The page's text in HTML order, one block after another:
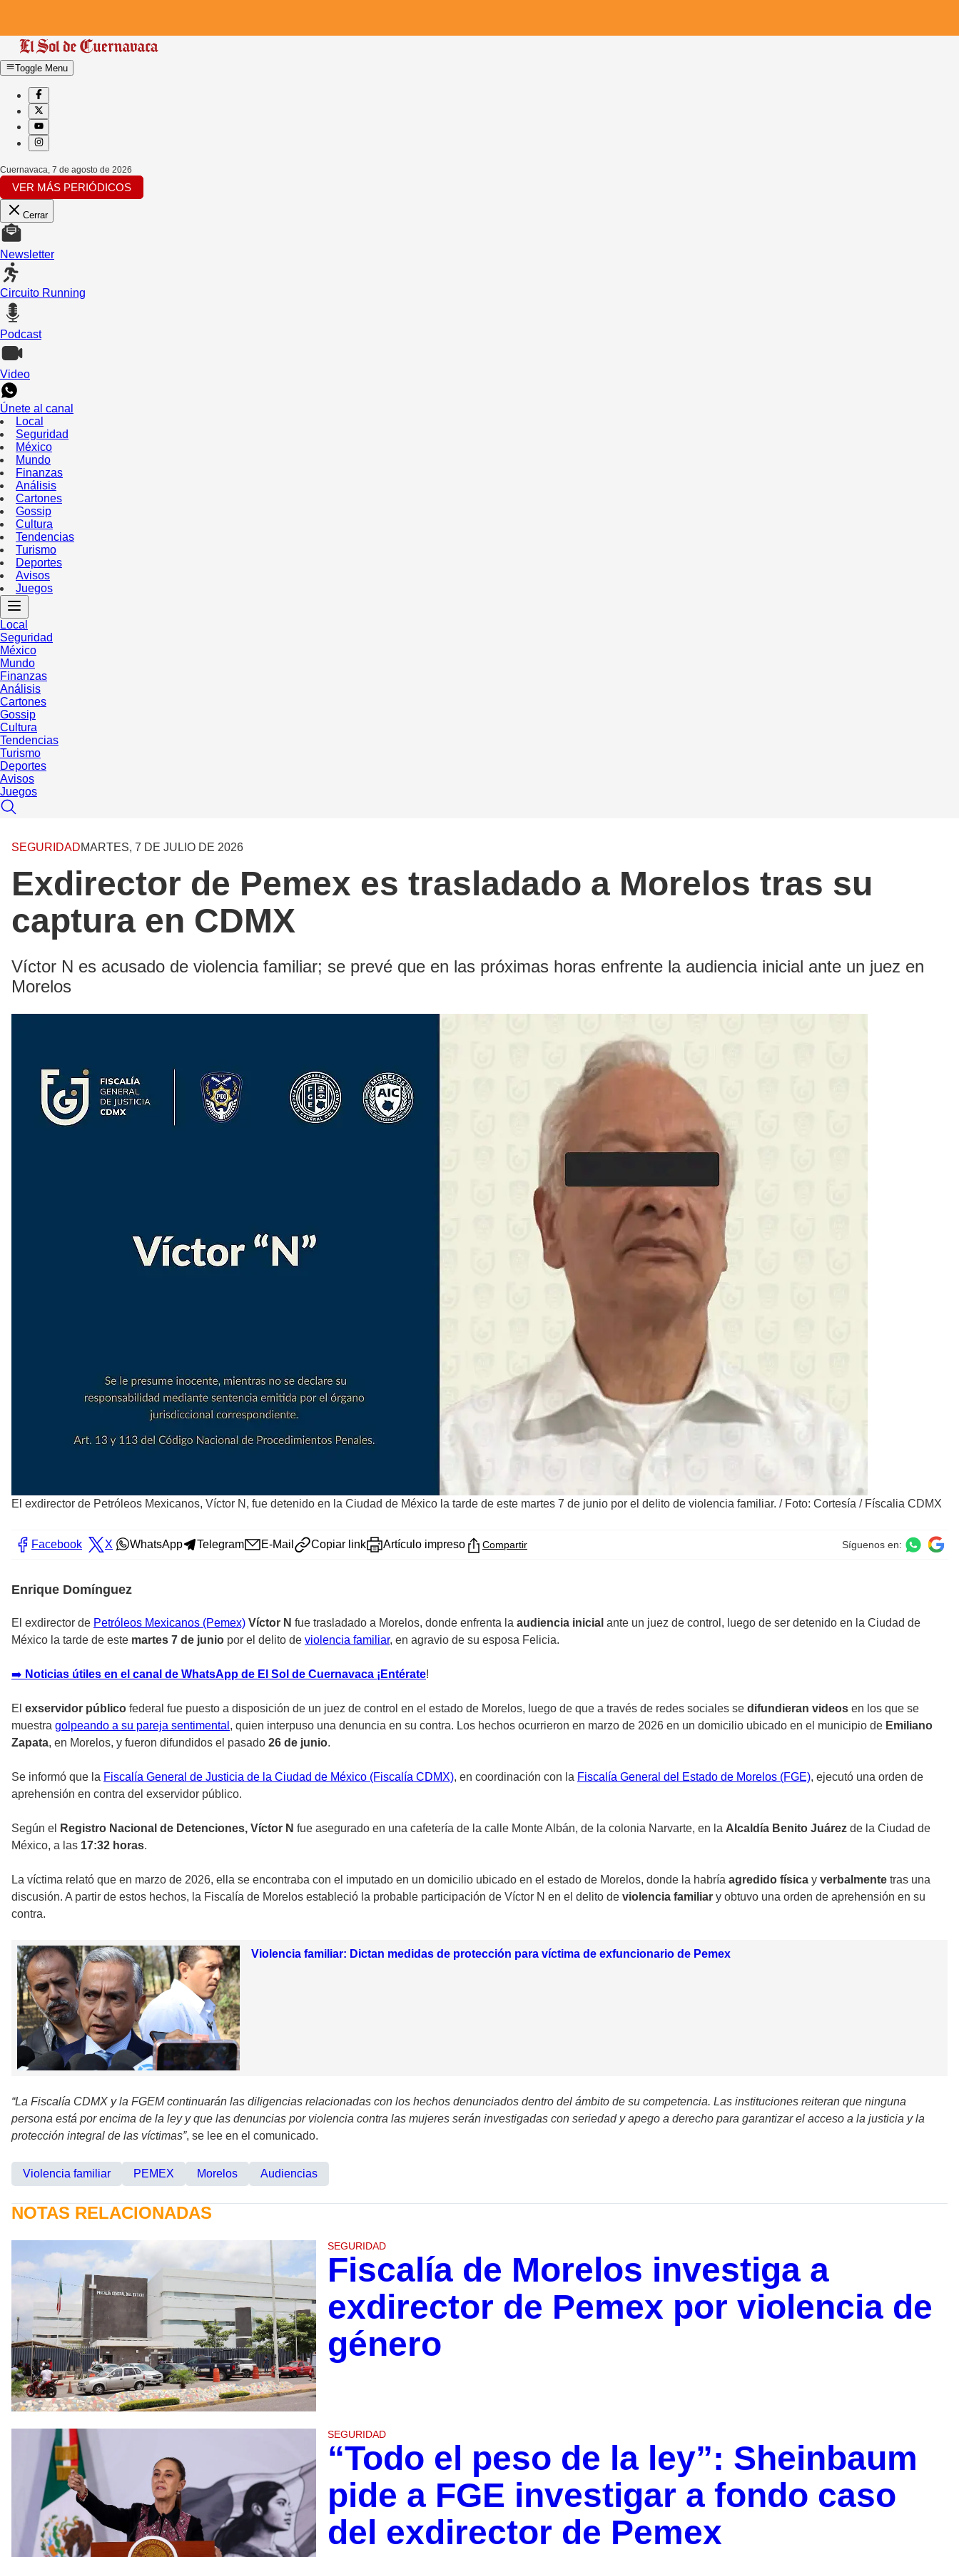
Toggle Menu
Cuernavaca 7 de agosto de 2026
VER MÁS PERIÓDICOS
Cerrar
Newsletter
Circuito Running
Podcast
Video
Únete al canal
Local
Seguridad
México
Mundo
Finanzas
Análisis
Cartones
Gossip
Cultura
Tendencias
Turismo
Deportes
Avisos
Juegos
Local
Seguridad
México
Mundo
Finanzas
Análisis
Cartones
Gossip
Cultura
Tendencias
Turismo
Deportes
Avisos
Juegos
SEGURIDADMARTES, 7 DE JULIO DE 2026
Exdirector de Pemex es trasladado a Morelos tras su
captura en CDMX
Víctor N es acusado de violencia familiar; se prevé que en las próximas horas enfrente la audiencia inicial ante un juez en
Morelos
El exdirector de Petróleos Mexicanos, Víctor N, fue detenido en la Ciudad de México la tarde de este martes 7 de junio por el delito de violencia familiar. / Foto: Cortesía / Físcalia CDMX
Facebook X WhatsApp Telegram E-Mail Copiar link Artículo impreso Compartir Síguenos en:
Enrique Domínguez
El exdirector de Petróleos Mexicanos (Pemex) Víctor N fue trasladado a Morelos, donde enfrenta la audiencia inicial ante un juez de control, luego de ser detenido en la Ciudad de
México la tarde de este martes 7 de junio por el delito de violencia familiar, en agravio de su esposa Felicia.
➡ ️ Noticias útiles en el canal de WhatsApp de El Sol de Cuernavaca ¡Entérate!
El exservidor público federal fue puesto a disposición de un juez de control en el estado de Morelos, luego de que a través de redes sociales se difundieran videos en los que se
muestra golpeando a su pareja sentimental , quien interpuso una denuncia en su contra. Los hechos ocurrieron en marzo de 2026 en un domicilio ubicado en el municipio de Emiliano
Zapata, en Morelos, y fueron difundidos el pasado 26 de junio.
Se informó que la Fiscalía General de Justicia de la Ciudad de México (Fiscalía CDMX), en coordinación con la Fiscalía General del Estado de Morelos (FGE), ejecutó una orden de
aprehensión en contra del exservidor público.
Según el Registro Nacional de Detenciones, Víctor N fue asegurado en una cafetería de la calle Monte Albán, de la colonia Narvarte, en la Alcaldía Benito Juárez de la Ciudad de
México, a las 17:32 horas.
La víctima relató que en marzo de 2026, ella se encontraba con el imputado en un domicilio ubicado en el estado de Morelos, donde la habría agredido física y verbalmente tras una
discusión. A partir de estos hechos, la Fiscalía de Morelos estableció la probable participación de Víctor N en el delito de violencia familiar y obtuvo una orden de aprehensión en su
contra.
Violencia familiar: Dictan medidas de protección para víctima de exfuncionario de Pemex
“La Fiscalía CDMX y la FGEM continuarán las diligencias relacionadas con los hechos denunciados dentro del ámbito de su competencia. Las instituciones reiteran que ninguna
persona está por encima de la ley y que las denuncias por violencia contra las mujeres serán investigadas con seriedad y apego a derecho para garantizar el acceso a la justicia y la
protección integral de las víctimas”, se lee en el comunicado.
Violencia familiar PEMEX Morelos Audiencias
NOTAS RELACIONADAS
SEGURIDAD
Fiscalía de Morelos investiga a
exdirector de Pemex por violencia de
género
SEGURIDAD
“Todo el peso de la ley”: Sheinbaum
pide a FGE investigar a fondo caso
del exdirector de Pemex